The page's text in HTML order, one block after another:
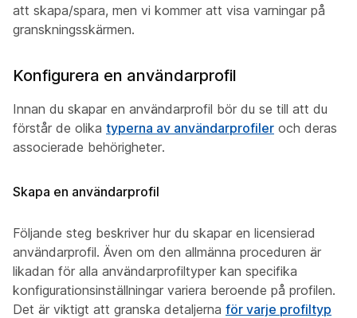
att skapa/spara, men vi kommer att visa varningar på
granskningsskärmen.
Konfigurera en användarprofil
Innan du skapar en användarprofil bör du se till att du
förstår de olika typerna av användarprofiler och deras
associerade behörigheter.
Skapa en användarprofil
Följande steg beskriver hur du skapar en licensierad
användarprofil. Även om den allmänna proceduren är
likadan för alla användarprofiltyper kan specifika
konfigurationsinställningar variera beroende på profilen.
Det är viktigt att granska detaljerna för varje profiltyp